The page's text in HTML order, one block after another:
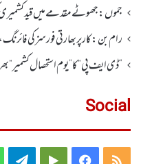
جموں :جھوٹے مقدمے میں قید
رام بن : کار پربھارتی فورسز کی
”ڈی ایف پی “ کا ” یوم استحصال کشمیر “
Social